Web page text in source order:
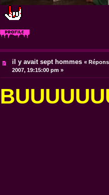
il y avait sept hommes «
2007, 19:15:00 pm »